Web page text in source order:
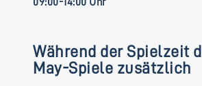
Während der Spielzeit
May-Spiele zusätzlich